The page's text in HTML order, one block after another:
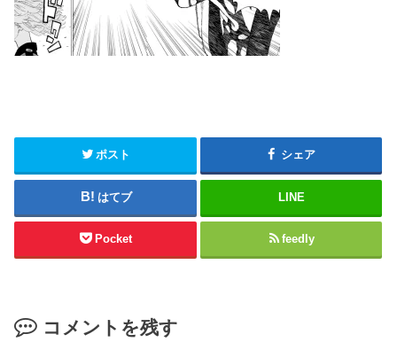
ポスト シェア
はてブ LINE
Pocket feedly
コメントを残す